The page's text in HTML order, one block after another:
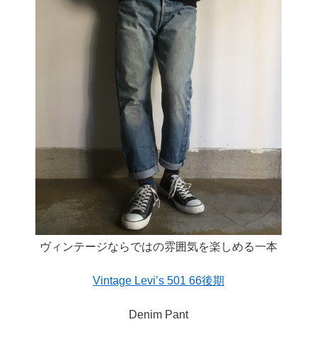
ヴィンテージならではの雰囲気を楽しめる一本
Vintage Levi’s 501 66後期
Denim Pant